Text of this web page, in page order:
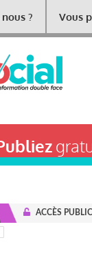
? Vous
ACCÈS PUBLIC